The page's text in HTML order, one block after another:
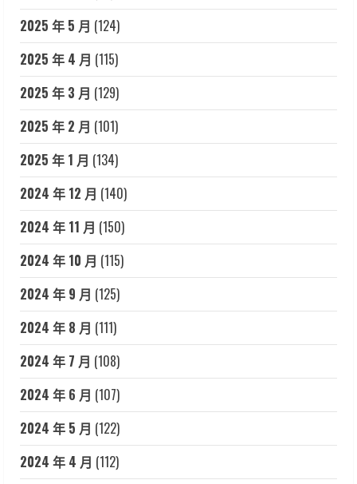
2025 年 5 月 (124)
2025 年 4 月 (115)
2025 年 3 月 (129)
2025 年 2 月 (101)
2025 年 1 月 (134)
2024 年 12 月 (140)
2024 年 11 月 (150)
2024 年 10 月 (115)
2024 年 9 月 (125)
2024 年 8 月 (111)
2024 年 7 月 (108)
2024 年 6 月 (107)
2024 年 5 月 (122)
2024 年 4 月 (112)